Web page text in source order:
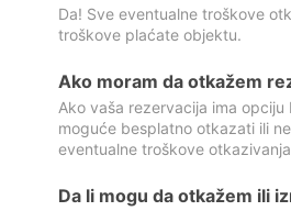
Da! Sve eventualne troškove
troškove plaćate objektu.
Ako moram da otkažem
Ako vaša rezervacija ima
moguće besplatno otkazati ili
eventualne troškove
Da li mogu da otkažem ili